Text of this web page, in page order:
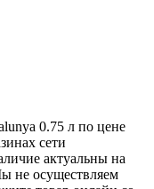
0.75 л по цене
сети
актуальны на
не осуществляем